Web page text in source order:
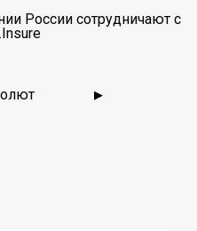
России сотрудничают с
▶